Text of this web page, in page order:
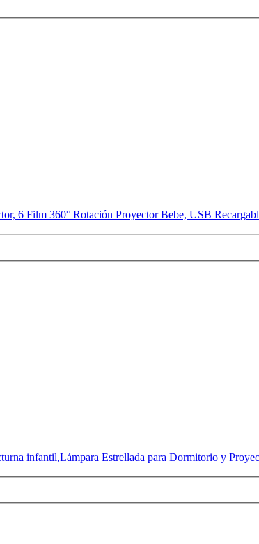
6 Film 360° Rotación Proyector Bebe, USB
infantil,Lámpara Estrellada para Dormitorio y